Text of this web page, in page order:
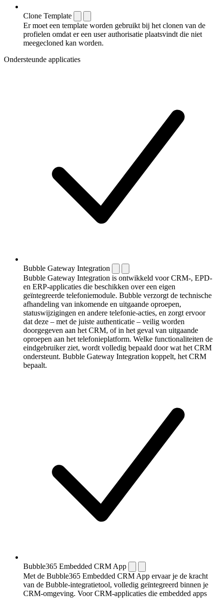
Clone Template
Er moet een template worden gebruikt bij het clonen van de
profielen omdat er een user authorisatie plaatsvindt die niet
meegecloned kan worden.
Ondersteunde applicaties
Bubble Gateway Integration
Bubble Gateway Integration is ontwikkeld voor CRM-, EPD-
en ERP-applicaties die beschikken over een eigen
geïntegreerde telefoniemodule. Bubble verzorgt de technische
afhandeling van inkomende en uitgaande oproepen,
statuswijzigingen en andere telefonie-acties, en zorgt ervoor
dat deze – met de juiste authenticatie – veilig worden
doorgegeven aan het CRM, of in het geval van uitgaande
oproepen aan het telefonieplatform. Welke functionaliteiten de
eindgebruiker ziet, wordt volledig bepaald door wat het CRM
ondersteunt. Bubble Gateway Integration koppelt, het CRM
bepaalt.
Bubble365 Embedded CRM App
Met de Bubble365 Embedded CRM App ervaar je de kracht
van de Bubble-integratietool, volledig geïntegreerd binnen je
CRM-omgeving. Voor CRM-applicaties die embedded apps